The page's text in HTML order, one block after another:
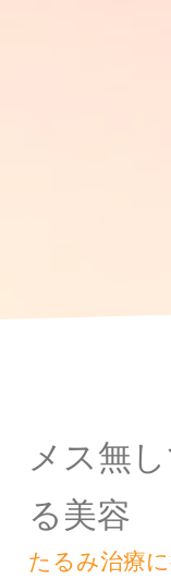
メス無
る美容
たるみ治療